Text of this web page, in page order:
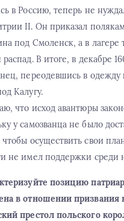
в Россию, теперь не
II. Он приказал полякам
под Смоленск, а в лагере
распад. В итоге, в декабре
переодевшись в одежду
Калугу.
что исход авантюры
у самозванца не было
чтобы осуществить свои
не имел поддержки среди
позицию
в отношении призвания
престол польского